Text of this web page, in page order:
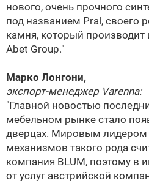
нового, очень прочного
под названием Pral, своего
камня, который производит
Abet Group."
Марко Лонгони,
экспорт-менеджер Varenna:
"Главной новостью
мебельном рынке стало
дверцах. Мировым лидером
механизмов такого рода
компания BLUM, поэтому в
от услуг австрийской